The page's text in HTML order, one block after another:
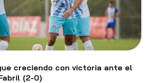
creciendo con victoria ante el
(2-0)